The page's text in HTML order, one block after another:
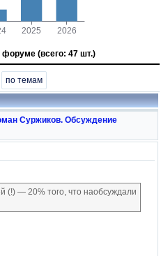
форуме (всего: 47 шт.)
по темам
Суржиков. Обсуждение
(!) — 20% того, что наобсуждали